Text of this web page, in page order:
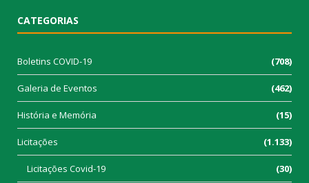
CATEGORIAS
Boletins COVID-19 (708)
Galeria de Eventos (462)
História e Memória (15)
Licitações (1.133)
Licitações Covid-19 (30)